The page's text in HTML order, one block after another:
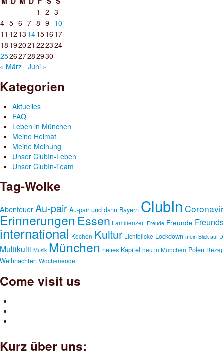
1
2 3
4 5 6 7 8 9 10
11 12 13 141516 17
18 192021 222324
252627282930
« März Juni »
Kategorien
Aktuelles
FAQ
Leben in München
Meine Heimat
Meine Meinung
Unser ClubIn-Leben
Unser ClubIn-Team
Tag-Wolke
AbenteuerAu-pair Au-pair und dann Bayern ClubIn
Erinnerungen Essen Familienzeit Freude Freunde
international Kochen Kultur Lichtblicke Lockdown mein Blick auf
Multikulti Musik München neues Kapitel neu in München Polen
Weihnachten Wochenende
Come visit us
Kurz über uns: